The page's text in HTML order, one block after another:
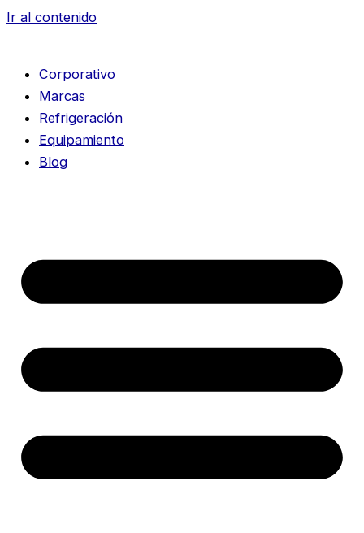
Ir al contenido
Corporativo
Marcas
Refrigeración
Equipamiento
Blog